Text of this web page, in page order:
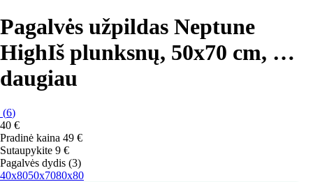
Pagalvės užpildas Neptune
HighIš plunksnų, 50x70 cm, …
daugiau
(6)
40 €
Pradinė kaina 49 €
Sutaupykite 9 €
Pagalvės dydis (3)
40x8050x7080x80